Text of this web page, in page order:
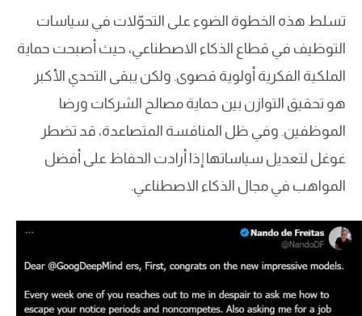
تسلط هذه الخطوة الضوء على التحوّلات في سياسات
التوظيف في قطاع الذكاء الاصطناعي، حيث أصبحت حماية
الملكية الفكرية أولوية قصوى. ولكن يبقى التحدي الأكبر
هو تحقيق التوازن بين حماية مصالح الشركات ورضا
الموظفين. وفي ظل المنافسة المتصاعدة، قد تضطر
غوغل لتعديل سياساتها إذا أرادت الحفاظ على أفضل
المواهب في مجال الذكاء الاصطناعي.